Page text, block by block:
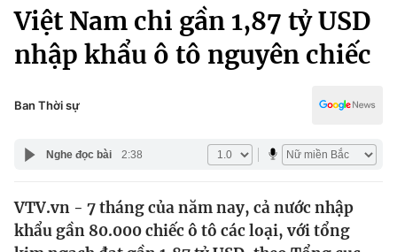
Chuyên mục
Chính trị
Pháp luật
Thế giới
Kinh tế
Thể thao
Truyền hình
Y tế
Công nghệ
Việt Nam chi gần 1,87 tỷ USD
nhập khẩu ô tô nguyên chiếc
Ban Thời sự
Nghe đọc bài 2:38
VTV.vn - 7 tháng của năm nay, cả nước nhập
khẩu gần 80.000 chiếc ô tô các loại, với tổng